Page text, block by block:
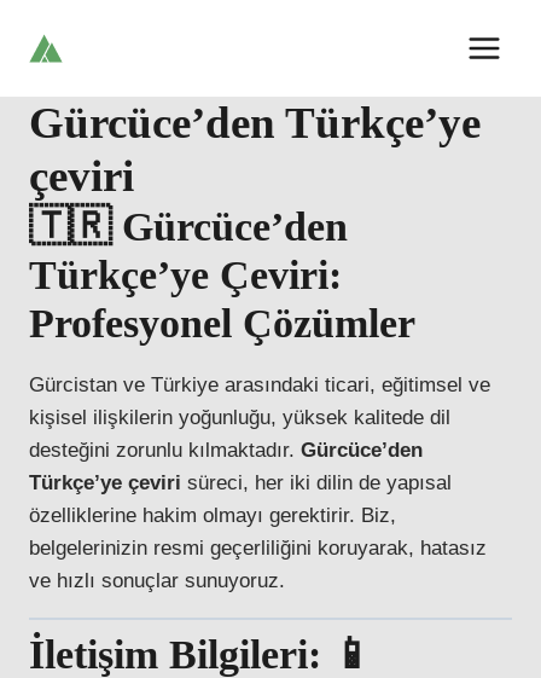
Gürcüce’den Türkçe’ye
çeviri
🇹🇷 Gürcüce’den
Türkçe’ye Çeviri:
Profesyonel Çözümler
Gürcistan ve Türkiye arasındaki ticari, eğitimsel ve
kişisel ilişkilerin yoğunluğu, yüksek kalitede dil
desteğini zorunlu kılmaktadır. Gürcüce’den
Türkçe’ye çeviri süreci, her iki dilin de yapısal
özelliklerine hakim olmayı gerektirir. Biz,
belgelerinizin resmi geçerliliğini koruyarak, hatasız
ve hızlı sonuçlar sunuyoruz.
İletişim Bilgileri: 📱